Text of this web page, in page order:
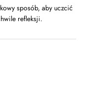
sposób, aby uczcić
refleksji.